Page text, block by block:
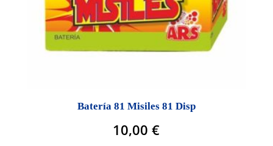
Batería 81 Misiles 81 Disp
10,00€